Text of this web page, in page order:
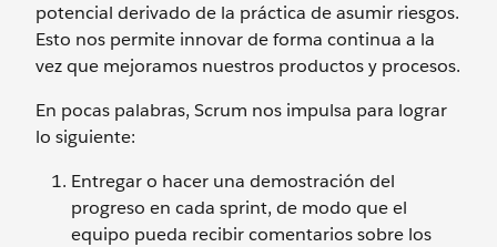
potencial derivado de la práctica de asumir riesgos.
Esto nos permite innovar de forma continua a la
vez que mejoramos nuestros productos y procesos.
En pocas palabras, Scrum nos impulsa para lograr
lo siguiente:
Entregar o hacer una demostración del
progreso en cada sprint, de modo que el
equipo pueda recibir comentarios sobre los